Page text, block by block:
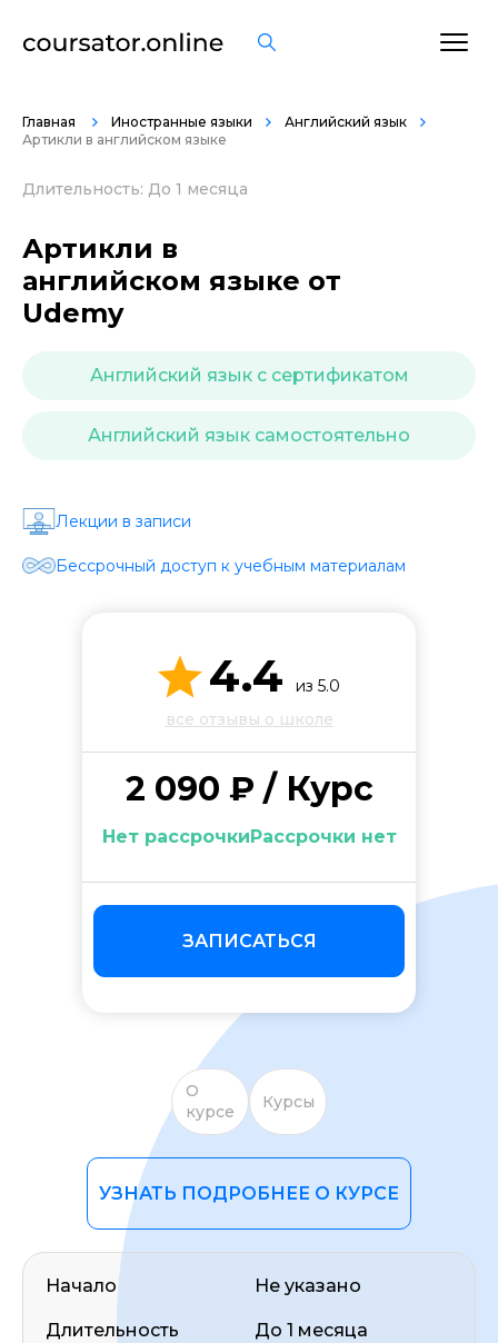
Главная Иностранные языки
Английский язык
Артикли в английском языке
Длительность: До 1 месяца
Артикли в
английском языке от
Udemy
Английский язык с сертификатом
Английский язык самостоятельно
Лекции в записи
Бессрочный доступ к учебным материалам
4.4
из 5.0
все отзывы о школе
2 090 ₽ / Курс
Нет рассрочкиРассрочки нет
ЗАПИСАТЬСЯ
О
курсе
Курсы
УЗНАТЬ ПОДРОБНЕЕ О КУРСЕ
Начало
Длительность
Не указано
До 1 месяца
Программа обучения *
ОСТАВИТЬ ОТЗЫВ